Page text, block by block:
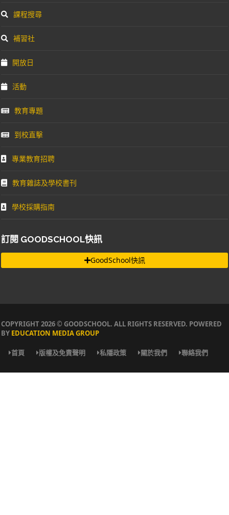
課程搜尋
補習社
開放日
活動
教育專題
到校直擊
專業教育招聘
教育雜誌及學校書刊
學校採購指南
訂閱 GOODSCHOOL快訊
GoodSchool快訊
COPYRIGHT 2026 © GOODSCHOOL. ALL RIGHTS RESERVED. POWERED
BY EDUCATION MEDIA GROUP
首頁 版權及免責聲明 私隱政策 關於我們 聯絡我們